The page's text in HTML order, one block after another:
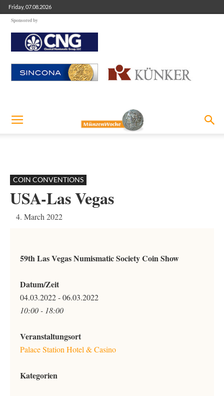
Friday, 07.08.2026
Sponsored by
COIN CONVENTIONS
USA-Las Vegas
4. March 2022
59th Las Vegas Numismatic Society Coin Show
Datum/Zeit
04.03.2022 - 06.03.2022
10:00 - 18:00
Veranstaltungsort
Palace Station Hotel & Casino
Kategorien